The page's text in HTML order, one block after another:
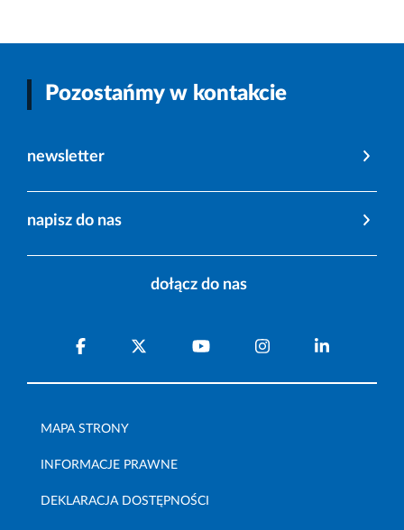
Pozostańmy w kontakcie
newsletter
napisz do nas
dołącz do nas
MAPA STRONY
INFORMACJE PRAWNE
DEKLARACJA DOSTĘPNOŚCI